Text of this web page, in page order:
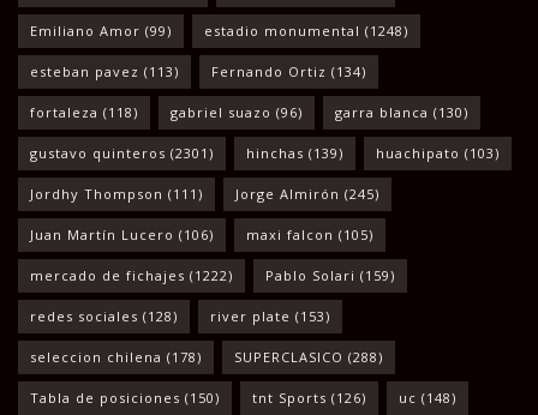
Emiliano Amor (99) estadio monumental (1248)
esteban pavez (113) Fernando Ortiz (134)
fortaleza (118) gabriel suazo (96) garra blanca (130)
gustavo quinteros (2301) hinchas (139) huachipato (103)
Jordhy Thompson (111) Jorge Almirón (245)
Juan Martín Lucero (106) maxi falcon (105)
mercado de fichajes (1222) Pablo Solari (159)
redes sociales (128) river plate (153)
seleccion chilena (178) SUPERCLASICO (288)
Tabla de posiciones (150) tnt Sports (126) uc (148)